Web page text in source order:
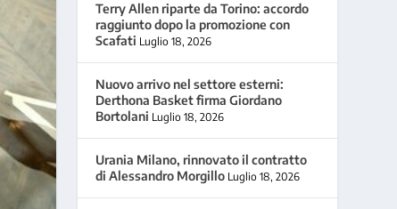
Terry Allen riparte da Torino: accordo
raggiunto dopo la promozione con
Scafati Luglio 18, 2026
Nuovo arrivo nel settore esterni:
Derthona Basket firma Giordano
Bortolani Luglio 18, 2026
Urania Milano, rinnovato il contratto
di Alessandro Morgillo Luglio 18, 2026